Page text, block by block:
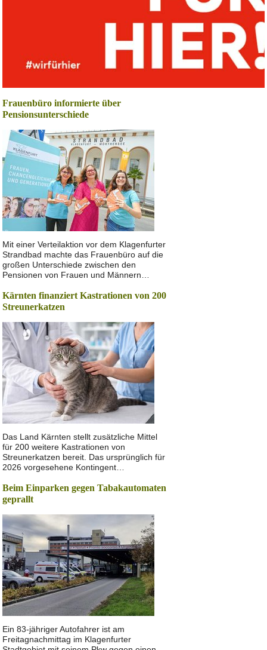
Frauenbüro informierte über
Pensionsunterschiede
Mit einer Verteilaktion vor dem Klagenfurter
Strandbad machte das Frauenbüro auf die
großen Unterschiede zwischen den
Pensionen von Frauen und Männern…
Kärnten finanziert Kastrationen von 200
Streunerkatzen
Das Land Kärnten stellt zusätzliche Mittel
für 200 weitere Kastrationen von
Streunerkatzen bereit. Das ursprünglich für
2026 vorgesehene Kontingent…
Beim Einparken gegen Tabakautomaten
geprallt
Ein 83-jähriger Autofahrer ist am
Freitagnachmittag im Klagenfurter